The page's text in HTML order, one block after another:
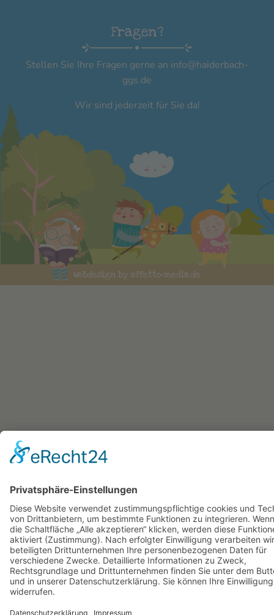
Fragen?
Stellen Sie Ihre Fragen gerne an info@haiderbach-
ggs.de
Wir sind jederzeit für Sie da!
Webdesign by effetto-media.de